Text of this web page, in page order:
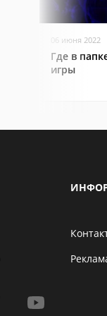
06 июня 2022
Где в
игры